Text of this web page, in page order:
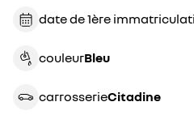
date de 1ère
couleur bleu
carrosserie citadine